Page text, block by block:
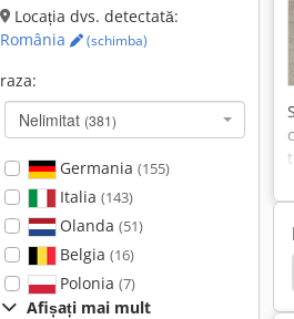
Locația dvs. detectată:
România
(schimba)
raza:
Nelimitat (381)
Germania (155)
Italia (143)
Olanda (51)
Belgia (16)
Polonia (7)
Afișați mai mult
Renault Premium